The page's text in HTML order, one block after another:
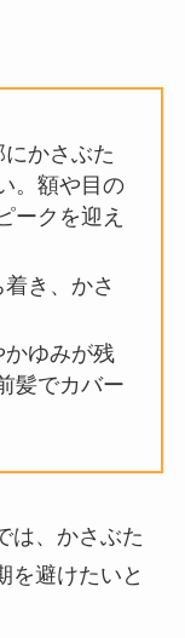
にかさぶた
。額や目の
ークを迎え
着き、かさ
ゆみが残
髪でカバー
は、かさぶた
を避けたいと